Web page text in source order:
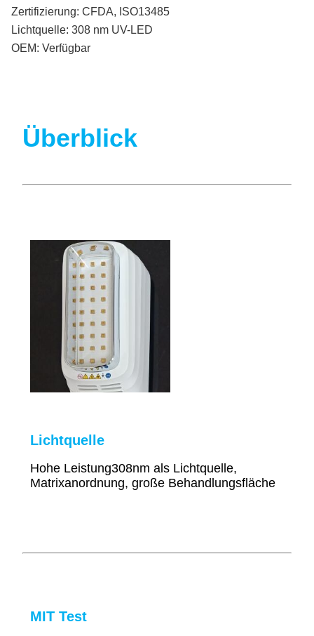
Zertifizierung: CFDA, ISO13485
Lichtquelle: 308 nm UV-LED
OEM: Verfügbar
Überblick
Lichtquelle
Hohe Leistung308nm als Lichtquelle,
Matrixanordnung, große Behandlungsfläche
MIT Test